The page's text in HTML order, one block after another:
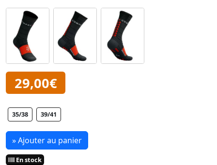
29,00€
35/38 39/41
» Ajouter au panier
En stock